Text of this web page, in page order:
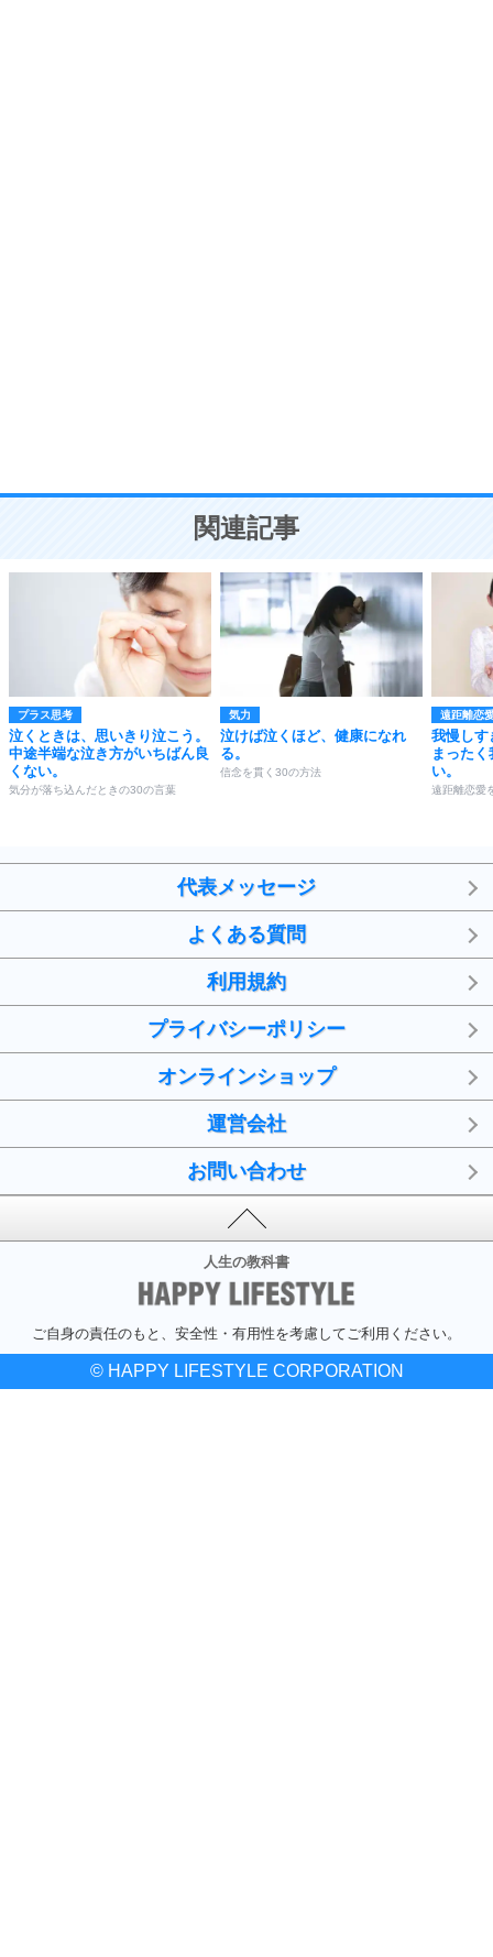
ことが大切。
関連記事
プラス思考
泣くときは、思いきり泣こう。
中途半端な泣き方がいちばん良
くない。
気分が落ち込んだときの30の言葉
気力
泣けば泣くほど、健康になれ
る。
信念を貫く30の方法
遠距離恋
我慢しす
まった
い。
遠距離恋愛
代表メッセージ
よくある質問
利用規約
プライバシーポリシー
オンラインショップ
運営会社
お問い合わせ
人生の教科書
ご自身の責任のもと、安全性・有用性を考慮してご利用ください。
© HAPPY LIFESTYLE CORPORATION